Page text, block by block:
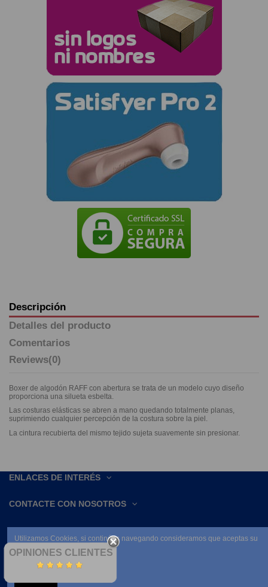
Descripción
Detalles del producto
Comentarios
Reviews(0)
Boxer de algodón RAFF con abertura se trata de un modelo cuyo diseño
proporciona una silueta esbelta.
Las costuras elásticas se abren a mano quedando totalmente planas,
suprimiendo cualquier percepción de la costura sobre la piel.
La cintura recubierta del mismo tejido sujeta suavemente sin presionar.
ENLACES DE INTERÉS
CONTACTE CON NOSOTROS
OPINIONES CLIENTES
Utilizamos Cookies, si continúas navegando consideramos que aceptas su
uso.
Leer condiciones